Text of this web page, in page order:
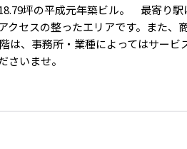
坪の平成元年築ビル。 最寄り
クセスの整ったエリアです。また
は、事務所・業種によってはサー
さいませ。